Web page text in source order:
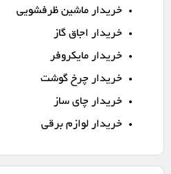
خریدار ماشین ظرفشویی
خریدار اجاق گاز
خریدار مایکروفر
خریدار چرخ گوشت
خریدار چای ساز
خریدار لوازم برقی